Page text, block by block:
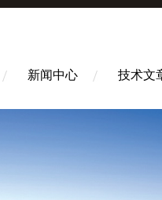
新闻中心 技术文